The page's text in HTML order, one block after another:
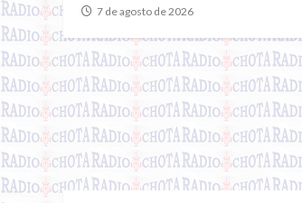
7 de agosto de 2026